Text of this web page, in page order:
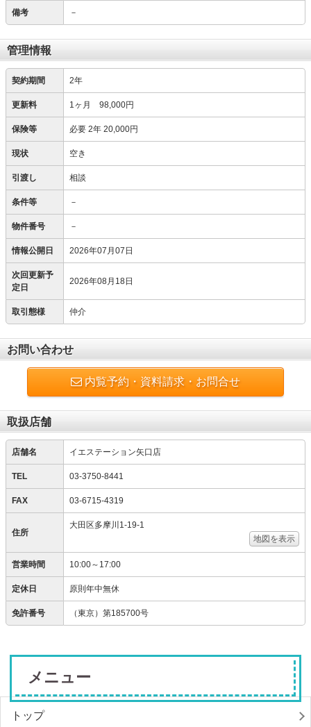
備考 －
管理情報
契約期間 2年
更新料 1ヶ月 98,000円
保険等 必要 2年 20,000円
現状 空き
引渡し 相談
条件等 －
物件番号 －
情報公開日 2026年07月07日
次回更新予
定日
2026年08月18日
取引態様 仲介
お問い合わせ
内覧予約・資料請求・お問合せ
取扱店舗
店舗名 イエステーション矢口店
TEL 03-3750-8441
FAX 03-6715-4319
住所
大田区多摩川1-19-1
地図を表示
営業時間 10:00～17:00
定休日 原則年中無休
免許番号 （東京）第185700号
メニュー
トップ